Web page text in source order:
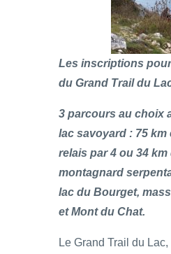
Les inscriptions
du Grand Trail du
3 parcours au choix
lac savoyard : 75 km
relais par 4 ou 34 km
montagnard
lac du Bourget,
et Mont du Chat.
Le Grand Trail du